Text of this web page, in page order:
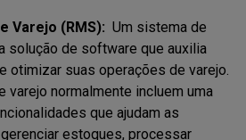
Varejo (RMS): Um sistema de
solução de software que auxilia
otimizar suas operações de varejo.
varejo normalmente incluem uma
que ajudam as
estoques, processar